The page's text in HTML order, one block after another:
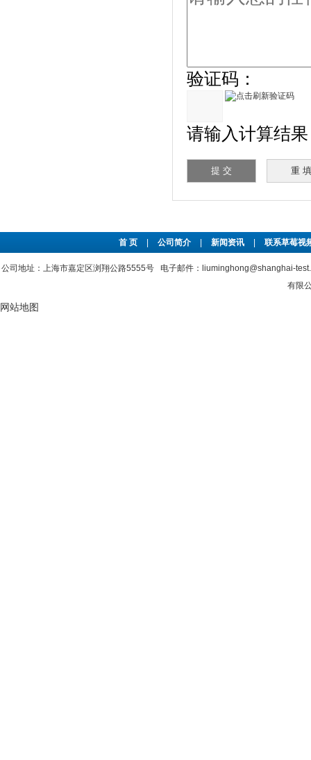
验证码：
请输入计算结果（
首 页 公司简介 新闻资讯 联系草莓视
公司地址：上海市嘉定区浏翔公路5555号 电子邮件：liuminghong@shanghai-
有限公
网站地图